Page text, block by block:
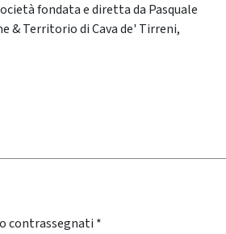
fondata e diretta da Pasquale
& Territorio di Cava de' Tirreni,
contrassegnati *